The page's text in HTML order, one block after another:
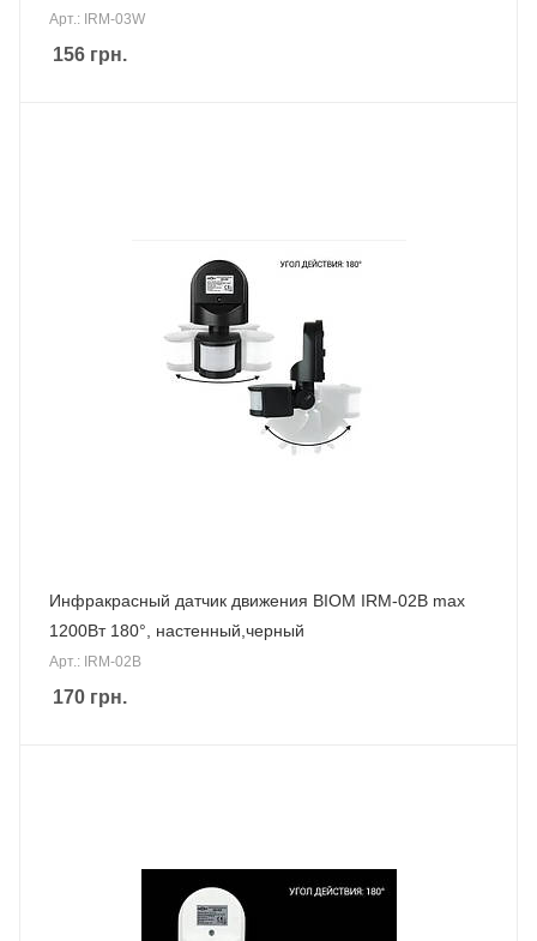
Арт.: IRM-03W
156 грн.
Инфракрасный датчик движения BIOM IRM-02B max
1200Вт 180°, настенный,черный
Арт.: IRM-02B
170 грн.